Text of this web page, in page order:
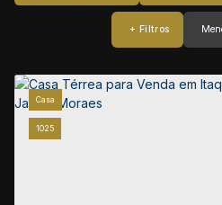
Itaquaquecetuba
1025
Casa